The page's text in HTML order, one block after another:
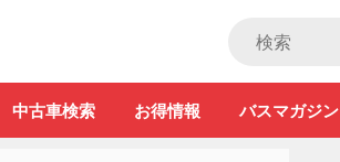
中古車検索 お得情報 バスマガジン